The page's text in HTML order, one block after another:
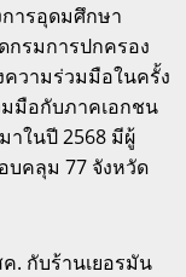
ารอุดมศึกษา
กรมการปกครอง
วามร่วมมือในครั้ง
มือกับภาคเอกชน
าในปี 2568 มีผู้
บคลุม 77 จังหวัด
. กับร้านเยอรมัน